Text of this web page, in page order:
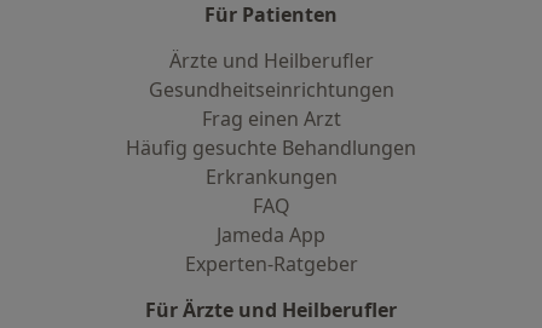
Für Patienten
Ärzte und Heilberufler
Gesundheitseinrichtungen
Frag einen Arzt
Häufig gesuchte Behandlungen
Erkrankungen
FAQ
Jameda App
Experten-Ratgeber
Für Ärzte und Heilberufler